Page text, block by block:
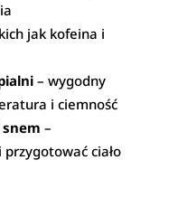
jak kofeina i
– wygodny
i ciemność
–
przygotować ciało